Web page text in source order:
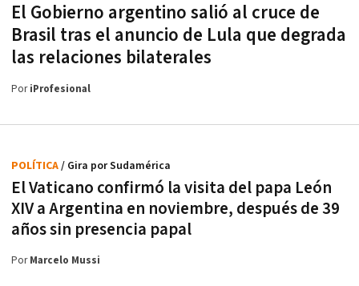
El Gobierno argentino salió al cruce de
Brasil tras el anuncio de Lula que degrada
las relaciones bilaterales
PoriProfesional
El Vaticano confirmó la visita del papa León
XIV a Argentina en noviembre, después de 39
años sin presencia papal
POLÍTICA/ Gira por Sudamérica
PorMarcelo Mussi